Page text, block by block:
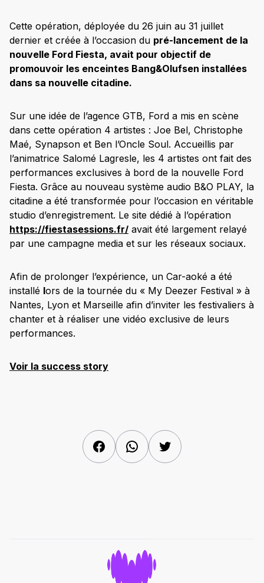
Cette opération, déployée du 26 juin au 31 juillet
dernier et créée à l’occasion du pré-lancement de la
nouvelle Ford Fiesta, avait pour objectif de
promouvoir les enceintes Bang&Olufsen installées
dans sa nouvelle citadine.
Sur une idée de l’agence GTB, Ford a mis en scène
dans cette opération 4 artistes : Joe Bel, Christophe
Maé, Synapson et Ben l’Oncle Soul. Accueillis par
l’animatrice Salomé Lagresle, les 4 artistes ont fait des
performances exclusives à bord de la nouvelle Ford
Fiesta. Grâce au nouveau système audio B&O PLAY, la
citadine a été transformée pour l’occasion en véritable
studio d’enregistrement. Le site dédié à l’opération
https://fiestasessions.fr/ avait été largement relayé
par une campagne media et sur les réseaux sociaux.
Afin de prolonger l’expérience, un Car-aoké a été
installé lors de la tournée du « My Deezer Festival » à
Nantes, Lyon et Marseille afin d’inviter les festivaliers à
chanter et à réaliser une vidéo exclusive de leurs
performances.
Voir la success story
FacebookWhatsAppTwitter